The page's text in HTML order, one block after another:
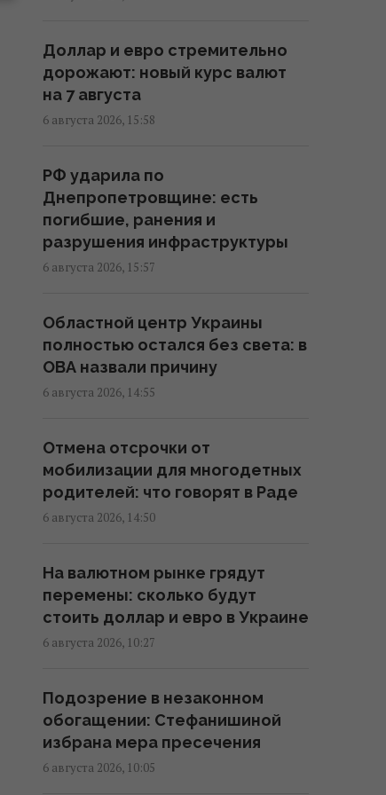
невозможной задачей, –
Business Insider
20:18 четверг, 06 августа 2026
возможности перехвата
российских ракет над
Украиной, - PAP
19:35 четверг, 06 августа 2026
праздник: что будут отмечать 8
августа
18:04 четверг, 06 августа 2026
на заявление Зеленского о
сокращении поставок ракет
17:58 четверг, 06 августа 2026
эксперт объяснил проблему с
пусковыми установками РФ
17:33 четверг, 06 августа 2026
Кореи Россия может бросить
на штурмы: эксперт назвал
направление
17:04 четверг, 06 августа 2026
Доллар и евро стремительно
дорожают: новый курс валют
на 7 августа
6 августа 2026, 15:58
РФ ударила по
Днепропетровщине: есть
погибшие, ранения и
разрушения инфраструктуры
6 августа 2026, 15:57
Областной центр Украины
полностью остался без света: в
ОВА назвали причину
6 августа 2026, 14:55
Отмена отсрочки от
мобилизации для многодетных
родителей: что говорят в Раде
6 августа 2026, 14:50
На валютном рынке грядут
перемены: сколько будут
стоить доллар и евро в Украине
6 августа 2026, 10:27
Подозрение в незаконном
обогащении: Стефанишиной
избрана мера пресечения
6 августа 2026, 10:05